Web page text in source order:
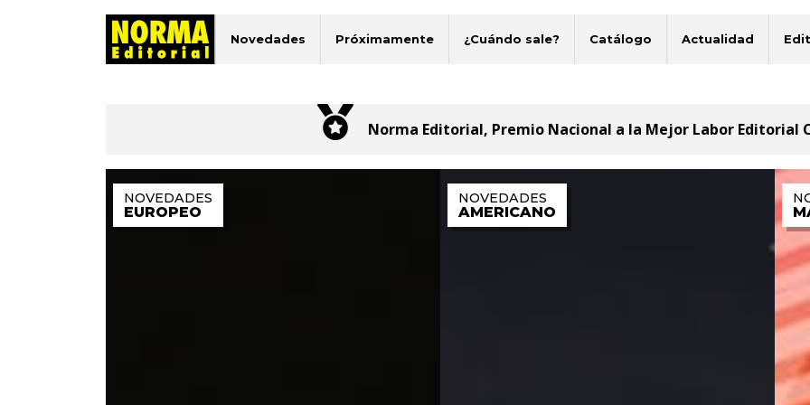
Norma Editorial
Novedades Próximamente ¿Cuándo sale? Catálogo Actualidad
Norma Editorial, Premio Nacional a la Mejor Labor Editorial
EUROPEO EL
JESSE
CORTO
BLAKE Y
AMERICANO